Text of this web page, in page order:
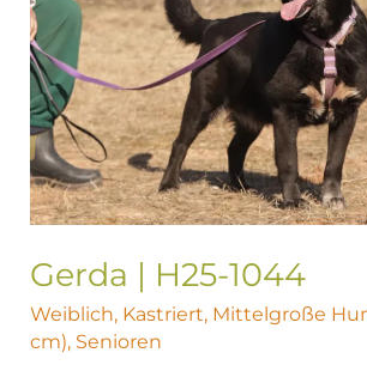
Gerda | H25-1044
Weiblich, Kastriert, Mittelgroße
cm), Senioren